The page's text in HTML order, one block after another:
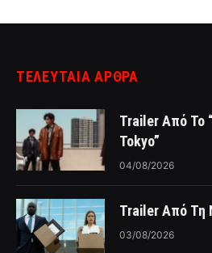
ΤΕΛΕΥΤΑΙΑ ΑΡΘΡΑ
Trailer Από Το
Tokyo”
04/08/2026
Trailer Από Τη
03/08/2026